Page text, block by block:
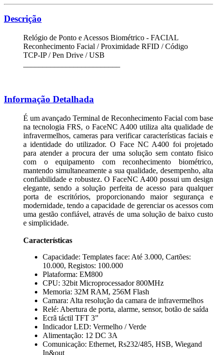
Descrição
Relógio de Ponto e Acessos Biométrico - FACIAL
Reconhecimento Facial / Proximidade RFID / Código
TCP-IP / Pen Drive / USB
Informação Detalhada
É um avançado Terminal de Reconhecimento Facial com base
na tecnologia FRS, o FaceNC A400 utiliza alta qualidade de
infravermelhos, cameras para verificar características faciais e
a identidade do utilizador. O Face NC A400 foi projetado
para atender a procura der uma solução sem contato fisico
com o equipamento com reconhecimento biométrico,
mantendo simultaneamente a sua qualidade, desempenho, alta
confiabilidade e robustez. O FaceNC A400 possui um design
elegante, sendo a solução perfeita de acesso para qualquer
porta de escritórios, proporcionando maior segurança e
modernidade, tendo a capacidade de gerenciar os acessos com
uma gestão confiável, através de uma solução de baixo custo
e simplicidade.
Características
Capacidade: Templates face: Até 3.000, Cartões:
10.000, Registos: 100.000
Plataforma: EM800
CPU: 32bit Microprocessador 800MHz
Memoria: 32M RAM, 256M Flash
Camara: Alta resolução da camara de infravermelhos
Relé: Abertura de porta, alarme, sensor, botão de saída
Ecrã táctil TFT 3”
Indicador LED: Vermelho / Verde
Alimentação: 12 DC 3A
Comunicação: Ethernet, Rs232/485, HSB, Wiegand
In&out